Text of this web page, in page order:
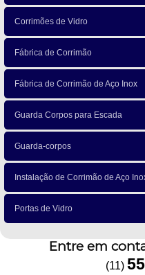
Corrimões de Vidro
Fábrica de Corrimão
Fábrica de Corrimão de Aço Inox
Guarda Corpos para Escada
Guarda-corpos
Instalação de Corrimão de Aço
Portas de Vidro
Entre em
(11)